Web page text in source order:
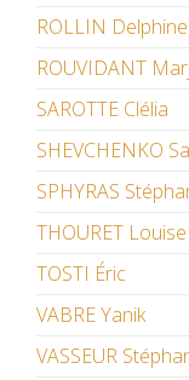
ROLLIN Delphine
ROUVIDANT
SAROTTE Clélia
SHEVCHENKO
SPHYRAS
THOURET Louise
TOSTI Éric
VABRE Yanik
VASSEUR